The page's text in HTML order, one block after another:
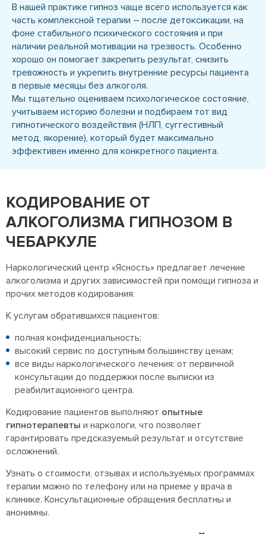
В нашей практике гипноз чаще всего используется как
часть комплексной терапии – после детоксикации, на
фоне стабильного психического состояния и при
наличии реальной мотивации на трезвость. Особенно
хорошо он помогает закрепить результат, снизить
тревожность и укрепить внутренние ресурсы пациента
в первые месяцы без алкоголя.
Мы тщательно оцениваем психологическое состояние,
учитываем историю болезни и подбираем тот вид
гипнотического воздействия (НЛП, суггестивный
метод, якорение), который будет максимально
эффективен именно для конкретного пациента.
КОДИРОВАНИЕ ОТ
АЛКОГОЛИЗМА ГИПНОЗОМ В
ЧЕБАРКУЛЕ
Наркологический центр «Ясность» предлагает лечение
алкоголизма и других зависимостей при помощи гипноза и
прочих методов кодирования.
К услугам обратившихся пациентов:
полная конфиденциальность;
высокий сервис по доступным большинству ценам;
все виды наркологического лечения: от первичной
консультации до поддержки после выписки из
реабилитационного центра.
Кодирование пациентов выполняют опытные
гипнотерапевты и наркологи, что позволяет
гарантировать предсказуемый результат и отсутствие
осложнений.
Узнать о стоимости, отзывах и используемых программах
терапии можно по телефону или на приеме у врача в
клинике. Консультационные обращения бесплатны и
анонимны.